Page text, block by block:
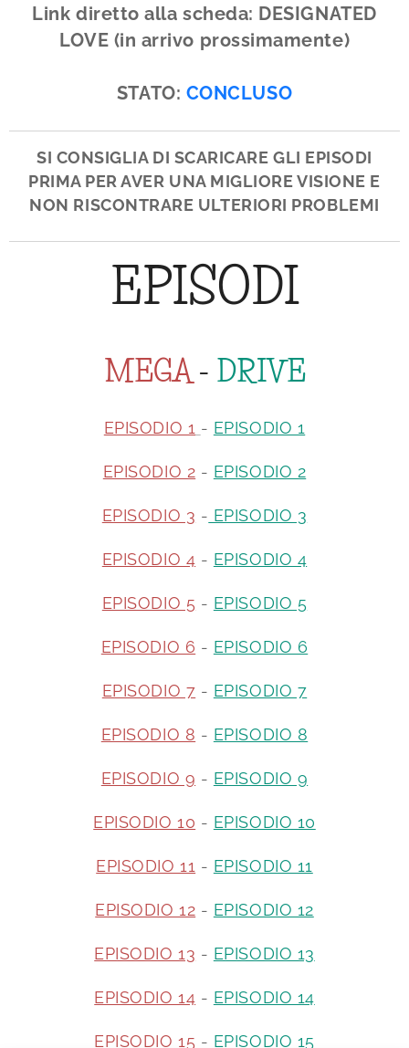
Link diretto alla scheda: DESIGNATED
LOVE (in arrivo prossimamente)
STATO: CONCLUSO
SI CONSIGLIA DI SCARICARE GLI EPISODI
PRIMA PER AVER UNA MIGLIORE VISIONE E
NON RISCONTRARE ULTERIORI PROBLEMI
EPISODI
MEGA - DRIVE
EPISODIO 1 - EPISODIO 1
EPISODIO 2 - EPISODIO 2
EPISODIO 3 - EPISODIO 3
EPISODIO 4 - EPISODIO 4
EPISODIO 5 - EPISODIO 5
EPISODIO 6 - EPISODIO 6
EPISODIO 7 - EPISODIO 7
EPISODIO 8 - EPISODIO 8
EPISODIO 9 - EPISODIO 9
EPISODIO 10 - EPISODIO 10
EPISODIO 11 - EPISODIO 11
EPISODIO 12 - EPISODIO 12
EPISODIO 13 - EPISODIO 13
EPISODIO 14 - EPISODIO 14
EPISODIO 15 - EPISODIO 15